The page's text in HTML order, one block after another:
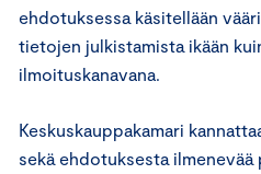
ehdotuksessa käsitellään
tietojen julkistamista ikään
ilmoituskanavana.
Keskuskauppakamari
sekä ehdotuksesta